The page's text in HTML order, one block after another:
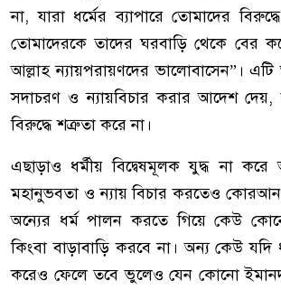
না, যারা ধর্মের ব্যাপারে তোমাদের
তোমাদেরকে তাদের ঘরবাড়ি থেকে বের
আল্লাহ ন্যায়পরায়ণদের ভালোবাসেন”।
সদাচরণ ও ন্যায়বিচার করার আদেশ দেয়,
বিরুদ্ধে শত্রুতা করে না।
এছাড়াও ধর্মীয় বিদ্বেষমূলক যুদ্ধ না করে
মহানুভবতা ও ন্যায় বিচার করতেও কোরআন
অন্যের ধর্ম পালন করতে গিয়ে কেউ
কিংবা বাড়াবাড়ি করবে না। অন্য কেউ যদি
করেও ফেলে তবে ভুলেও যেন কোনো